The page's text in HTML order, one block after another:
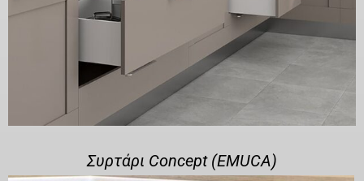
Συρτάρι Concept (EMUCA)